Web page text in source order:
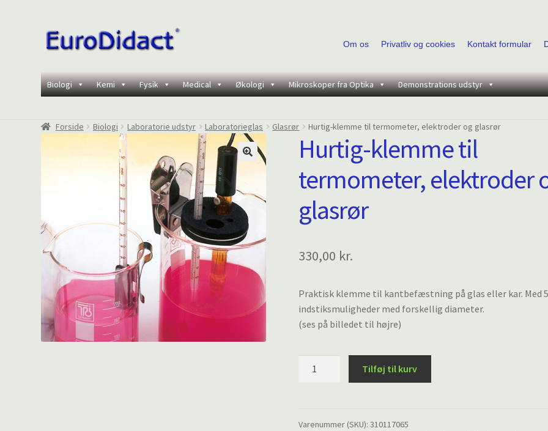
Spring
til
Spring
til
Om os Privatliv og cookies Kontakt formular
Biologi Kemi Fysik Medical Økologi Mikroskoper fra Optika Demonstrations udstyr
Forside Biologi Laboratorie udstyr Laboratorieglas Glasrør Hurtig-klemme til termometer, elektroder og glasrør
Hurtig-klemme til
termometer, elektroder
glasrør
330,00 kr.
Praktisk klemme til kantbefæstning på glas eller kar. Med 5
indstiksmuligheder med forskellig diameter.
(ses på billedet til højre)
elektroder
Tilføj til kurv
Varenummer (SKU): 310117065